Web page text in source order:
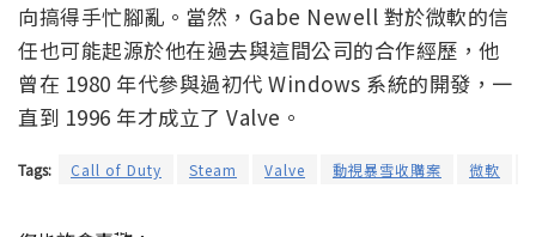
向搞得手忙腳亂。當然，Gabe Newell 對於微軟的信
任也可能起源於他在過去與這間公司的合作經歷，他
曾在 1980 年代參與過初代 Windows 系統的開發，一
直到 1996 年才成立了 Valve。
Tags: Call of Duty Steam Valve 動視暴雪收購案 微軟